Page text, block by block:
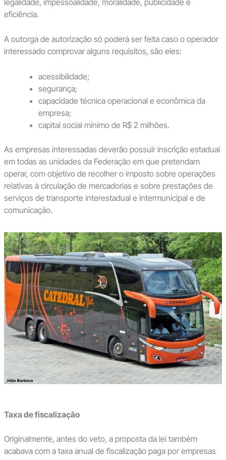
eficiência.
A outorga de autorização só poderá ser feita caso o operador
interessado comprovar alguns requisitos, são eles:
acessibilidade;
segurança;
capacidade técnica operacional e econômica da
empresa;
capital social mínimo de R$ 2 milhões.
As empresas interessadas deverão possuir inscrição estadual
em todas as unidades da Federação em que pretendam
operar, com objetivo de recolher o imposto sobre operações
relativas à circulação de mercadorias e sobre prestações de
serviços de transporte interestadual e intermunicipal e de
comunicação.
Taxa de fiscalização
Originalmente, antes do veto, a proposta da lei também
acabava com a taxa anual de fiscalização paga por empresas